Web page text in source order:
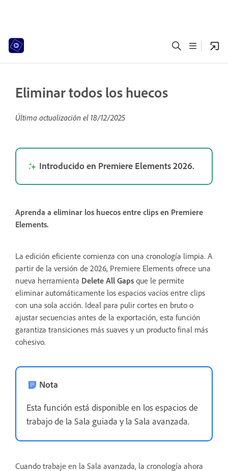
Eliminar todos los huecos
Última actualización el 18/12/2025
Introducido en Premiere Elements 2026.
Aprenda a eliminar los huecos entre clips en Premiere
Elements.
La edición eficiente comienza con una cronología limpia. A
partir de la versión de 2026, Premiere Elements ofrece una
nueva herramienta Delete All Gaps que le permite
eliminar automáticamente los espacios vacíos entre clips
con una sola acción. Ideal para pulir cortes en bruto o
ajustar secuencias antes de la exportación, esta función
garantiza transiciones más suaves y un producto final más
cohesivo.
Nota
Esta función está disponible en los espacios de
trabajo de la Sala guiada y la Sala avanzada.
Cuando trabaje en la Sala avanzada, la cronología ahora